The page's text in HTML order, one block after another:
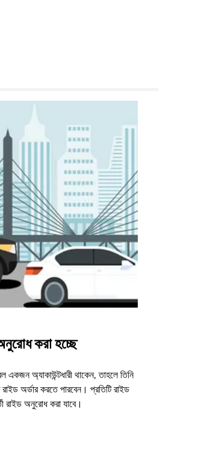
করা হচ্ছে
অ্যাকাউন্টধারী থাকেন, তাহলে তিনি
রাইড অর্ডার করতে পারবেন। প্রতিটি রাইড
রাইড অনুরোধ করা যাবে।